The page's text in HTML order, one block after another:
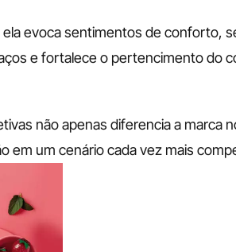
evoca sentimentos de conforto,
e fortalece o pertencimento do
não apenas diferencia a marca
em um cenário cada vez mais